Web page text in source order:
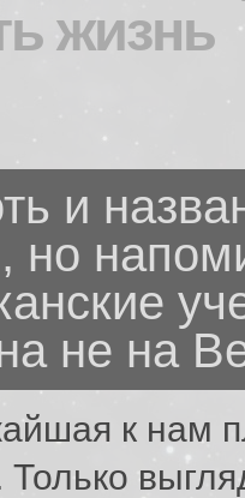
жизнь
и
но
не на
к нам